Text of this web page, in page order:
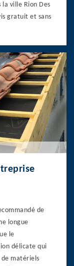
ville Rion Des
gratuit et sans
de
longue
le
délicate qui
matériels